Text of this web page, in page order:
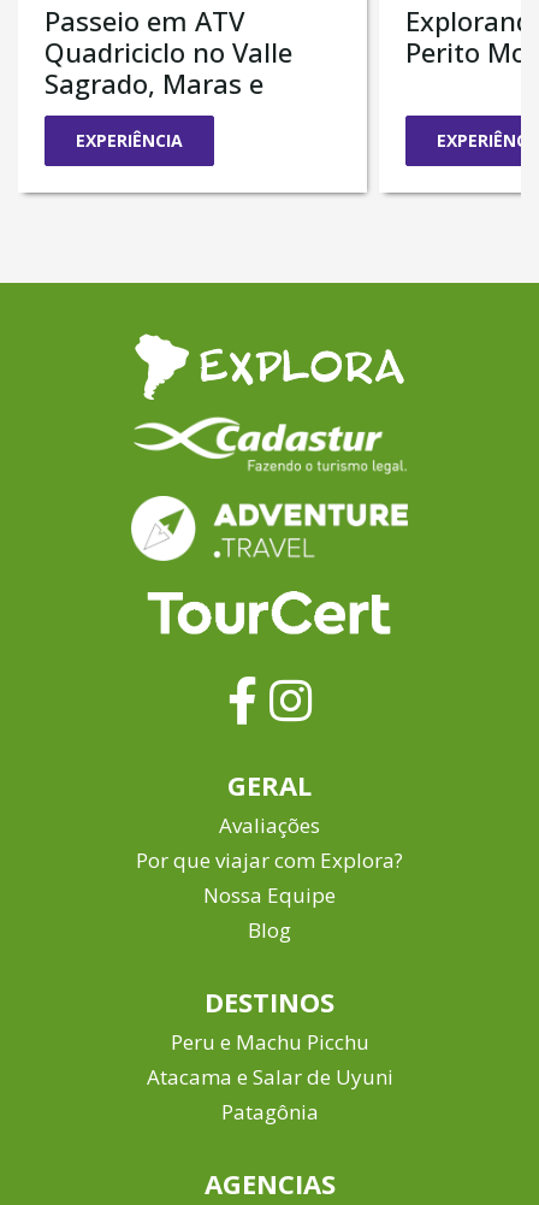
Passeio em ATV
Quadriciclo no Valle
Sagrado, Maras e
Moray
EXPERIÊNCIA
Perito
GERAL
Avaliações
Por que viajar com Explora?
Nossa Equipe
Blog
DESTINOS
Peru e Machu Picchu
Atacama e Salar de Uyuni
Patagônia
AGENCIAS